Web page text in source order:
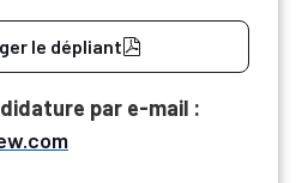
le dépliant
par e-mail :